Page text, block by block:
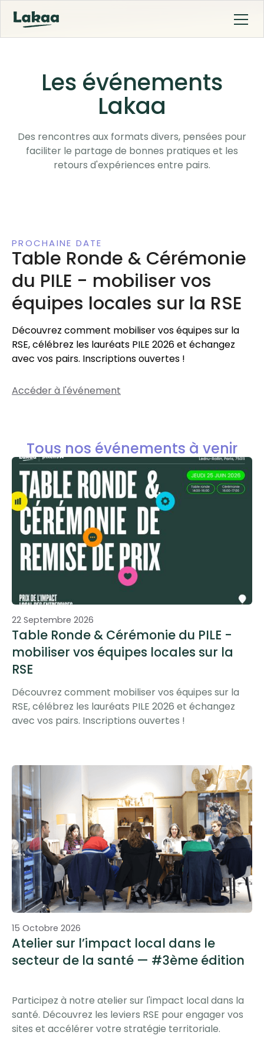
Les événements
Lakaa
Des rencontres aux formats divers, pensées pour
faciliter le partage de bonnes pratiques et les
retours d'expériences entre pairs.
PROCHAINE DATE
Table Ronde & Cérémonie
du PILE - mobiliser vos
équipes locales sur la RSE
Découvrez comment mobiliser vos équipes sur la
RSE, célébrez les lauréats PILE 2026 et échangez
avec vos pairs. Inscriptions ouvertes !
Accéder à l'événement
Tous nos événements à venir
22 Septembre 2026
Table Ronde & Cérémonie du PILE -
mobiliser vos équipes locales sur la
RSE
Découvrez comment mobiliser vos équipes sur la
RSE, célébrez les lauréats PILE 2026 et échangez
avec vos pairs. Inscriptions ouvertes !
15 Octobre 2026
Atelier sur l’impact local dans le
secteur de la santé — #3ème édition
Participez à notre atelier sur l'impact local dans la
santé. Découvrez les leviers RSE pour engager vos
sites et accélérer votre stratégie territoriale.